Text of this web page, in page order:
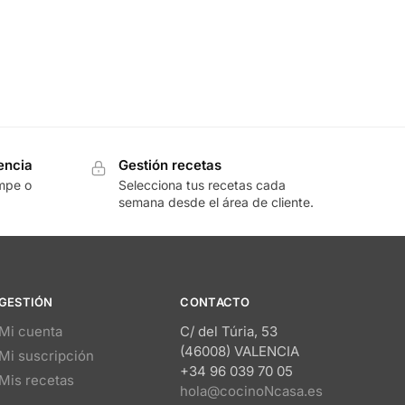
o
Gestión recetas
Selecciona tus recetas cada
semana desde el área de cliente.
Mi cuenta
Mi suscripción
Mis recetas
CONTACTO
C/ del Túria, 53
(46008) VALENCIA
+34 96 039 70 05
hola@cocinoNcasa.es